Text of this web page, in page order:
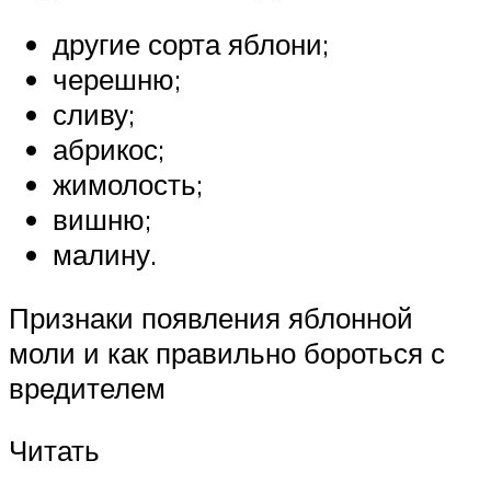
другие сорта яблони;
черешню;
сливу;
абрикос;
жимолость;
вишню;
малину.
Признаки появления яблонной
моли и как правильно бороться с
вредителем
Читать